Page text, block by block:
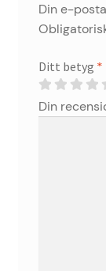
Din e-
Ditt betyg *
Din